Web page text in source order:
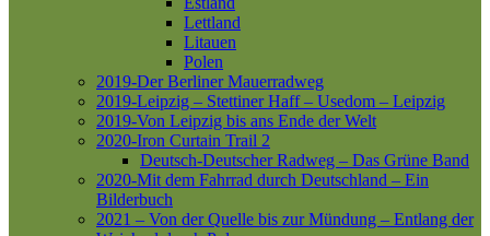
Lettland
Litauen
Polen
2019-Der Berliner Mauerradweg
2019-Leipzig – Stettiner Haff – Usedom – Leipzig
2019-Von Leipzig bis ans Ende der Welt
2020-Iron Curtain Trail 2
Deutsch-Deutscher Radweg – Das Grüne Band
2020-Mit dem Fahrrad durch Deutschland – Ein
Bilderbuch
2021 – Von der Quelle bis zur Mündung – Entlang der